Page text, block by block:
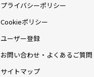
プライバシーポリシー
Cookieポリシー
ユーザー登録
お問い合わせ・よくあるご質問
サイトマップ